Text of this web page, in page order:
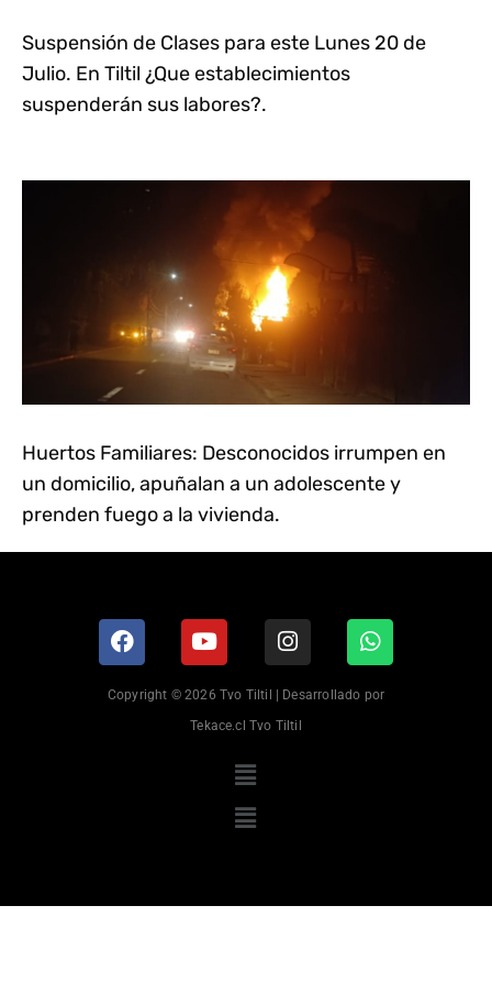
Suspensión de Clases para este Lunes 20 de
Julio. En Tiltil ¿Que establecimientos
suspenderán sus labores?.
Huertos Familiares: Desconocidos irrumpen en
un domicilio, apuñalan a un adolescente y
prenden fuego a la vivienda.
Copyright © 2026 Tvo Tiltil | Desarrollado por
Tekace.cl Tvo Tiltil